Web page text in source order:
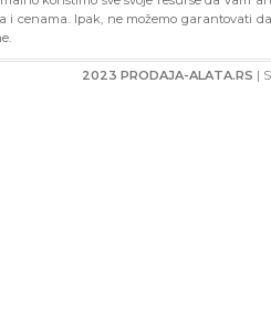
cenama. Ipak, ne možemo garantovati
2023 PRODAJA-ALATA.RS |